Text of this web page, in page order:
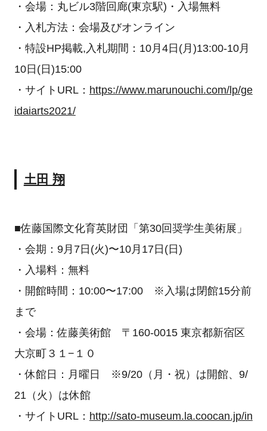
・会場：丸ビル3階回廊(東京駅)・入場無料
・入札方法：会場及びオンライン
・特設HP掲載,入札期間：10月4日(月)13:00-10月
10日(日)15:00
・サイトURL： https://www.marunouchi.com/lp/ge
idaiarts2021/
土田 翔
■佐藤国際文化育英財団「第30回奨学生美術展」
・会期：9月7日(火)〜10月17日(日)
・入場料：無料
・開館時間：10:00〜17:00 ※入場は閉館15分前
まで
・会場：佐藤美術館 〒160-0015 東京都新宿区
大京町３１−１０
・休館日：月曜日 ※9/20（月・祝）は開館、9/
21（火）は休館
・サイトURL： http://sato-museum.la.coocan.jp/in